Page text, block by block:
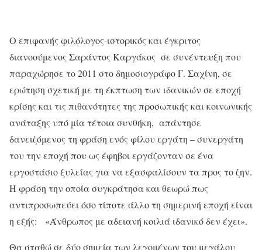
Ο επιφανής φιλόλογος-ιστορικός και έγκριτος
διανοούμενος Σαράντος Καργάκος σε συνέντευξη που
παραχώρησε το 2011 στο δημοσιογράφο Γ. Σαχίνη, σε
ερώτηση σχετική με τη έκπτωση των ιδανικών σε εποχή
κρίσης και τις πιθανότητες της προσωπικής και κοινωνικής
ανάταξης υπό μία τέτοια συνθήκη, απάντησε
δανειζόμενος τη φράση ενός φίλου εργάτη – συνεργάτη
του την εποχή που ως έφηβοι εργάζονταν σε ένα
εργοστάσιο ξυλείας για να εξασφαλίσουν τα προς το ζην.
Η φράση την οποία συγκράτησα και θεωρώ πως
αντιπροσωπεύει όσο τίποτε άλλο τη σημερινή εποχή είναι
η εξής: «Άνθρωπος με αδειανή κοιλιά ιδανικό δεν έχει».
Θα σταθώ σε δύο σημεία των λεγομένων του μεγάλου